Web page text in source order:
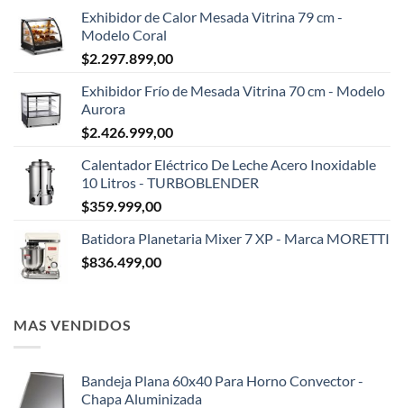
Exhibidor de Calor Mesada Vitrina 79 cm -
Modelo Coral
$2.297.899,00
Exhibidor Frío de Mesada Vitrina 70 cm - Modelo
Aurora
$2.426.999,00
Calentador Eléctrico De Leche Acero Inoxidable
10 Litros - TURBOBLENDER
$359.999,00
Batidora Planetaria Mixer 7 XP - Marca MORETTI
$836.499,00
MAS VENDIDOS
Bandeja Plana 60x40 Para Horno Convector -
Chapa Aluminizada